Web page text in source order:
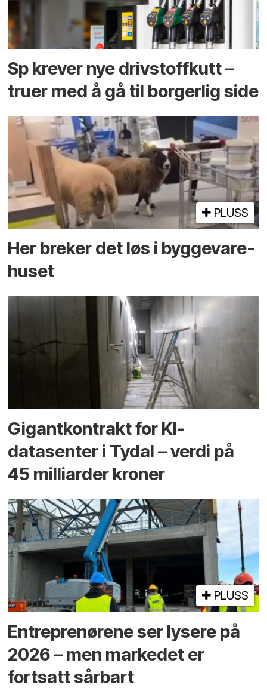
Sp krever nye drivstoffkutt –
truer med å gå til borgerlig side
PLUSS
Her breker det løs i bygge­vare­
huset
Gigantkontrakt for KI-
datasenter i Tydal – verdi på
45 milliarder kroner
PLUSS
Entreprenørene ser lysere på
2026 – men markedet er
fortsatt sårbart